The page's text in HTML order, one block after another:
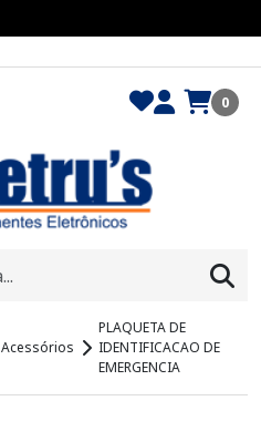
0
Acessórios
PLAQUETA DE
IDENTIFICACAO DE
EMERGENCIA